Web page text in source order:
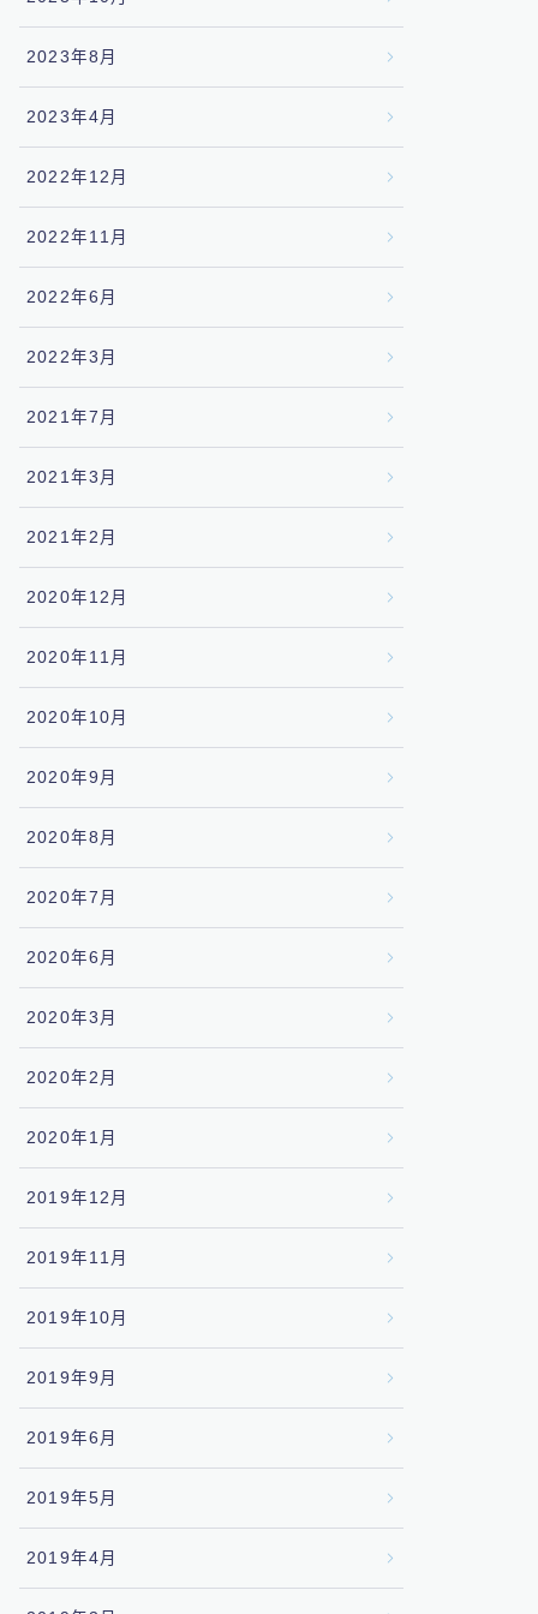
2023年8月
2023年4月
2022年12月
2022年11月
2022年6月
2022年3月
2021年7月
2021年3月
2021年2月
2020年12月
2020年11月
2020年10月
2020年9月
2020年8月
2020年7月
2020年6月
2020年3月
2020年2月
2020年1月
2019年12月
2019年11月
2019年10月
2019年9月
2019年6月
2019年5月
2019年4月